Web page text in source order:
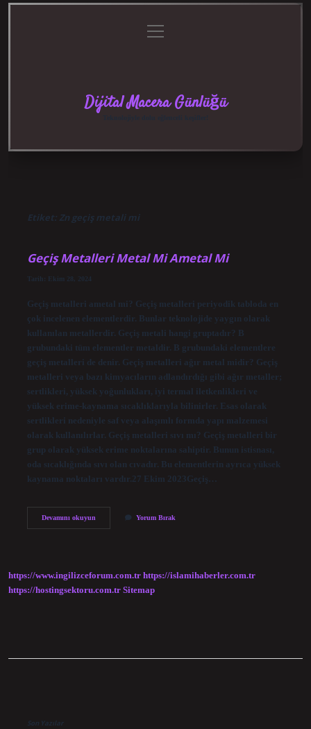
menüyü
aç
Dijital Macera Günlüğü
Etiket: Zn geçiş metali mi
Geçiş Metalleri Metal Mi Ametal Mi
Tarih: Ekim 28, 2024
Geçiş metalleri ametal mi? Geçiş metalleri periyodik tabloda en
çok incelenen elementlerdir. Bunlar teknolojide yaygın olarak
kullanılan metallerdir. Geçiş metali hangi gruptadır? B
grubundaki tüm elementler metaldir. B grubundaki elementlere
geçiş metalleri de denir. Geçiş metalleri ağır metal midir? Geçiş
metalleri veya bazı kimyacıların adlandırdığı gibi ağır metaller;
sertlikleri, yüksek yoğunlukları, iyi termal iletkenlikleri ve
yüksek erime-kaynama sıcaklıklarıyla bilinirler. Esas olarak
sertlikleri nedeniyle saf veya alaşımlı formda yapı malzemesi
olarak kullanılırlar. Geçiş metalleri sıvı mı? Geçiş metalleri bir
grup olarak yüksek erime noktalarına sahiptir. Bunun istisnası,
oda sıcaklığında sıvı olan cıvadır. Bu elementlerin ayrıca yüksek
kaynama noktaları vardır.27 Ekim 2023Geçiş…
Devamını okuyunGeçiş
Yorum Bırak
https://www.ingilizceforum.com.tr https://islamihaberler.com.tr
https://hostingsektoru.com.tr Sitemap
Son Yazılar